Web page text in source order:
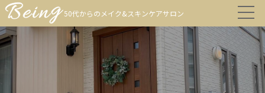
50代からのメイク&スキンケアサロン